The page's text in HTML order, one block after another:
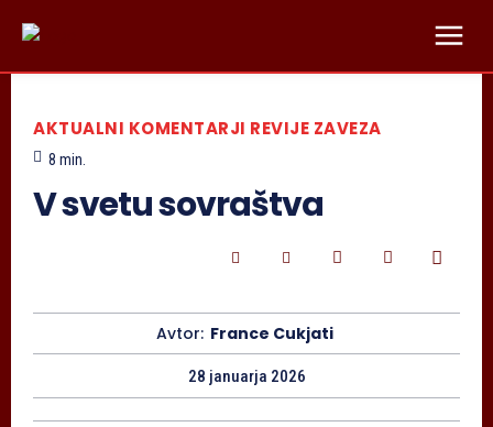
AKTUALNI KOMENTARJI REVIJE ZAVEZA
8 min.
V svetu sovraštva
Avtor: France Cukjati
28 januarja 2026